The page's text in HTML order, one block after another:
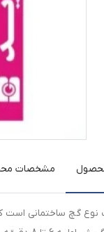
مشخصات
نوع گچ ساختمانی است